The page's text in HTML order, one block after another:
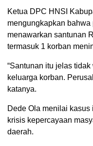
Ketua DPC HNSI
mengungkapkan
menawarkan santunan
termasuk 1 korban
“Santunan itu jelas
keluarga korban.
katanya.
Dede Ola menilai
krisis kepercayaan
daerah.